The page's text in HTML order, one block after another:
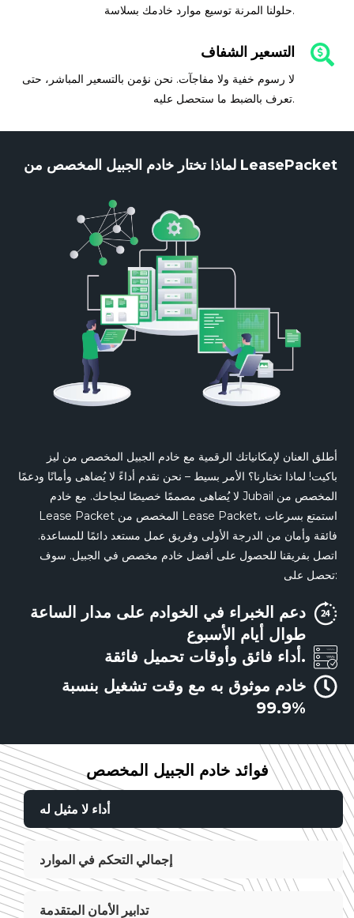
حلولنا المرنة توسيع موارد خادمك بسلاسة.
التسعير الشفاف
لا رسوم خفية ولا مفاجآت. نحن نؤمن بالتسعير المباشر، حتى
تعرف بالضبط ما ستحصل عليه.
لماذا تختار خادم الجبيل المخصص من LeasePacket
أطلق العنان لإمكانياتك الرقمية مع خادم الجبيل المخصص من ليز
باكيت! لماذا تختارنا؟ الأمر بسيط – نحن نقدم أداءً لا يُضاهى وأمانًا ودعمًا
لا يُضاهى مصممًا خصيصًا لنجاحك. مع خادم Jubail المخصص من
Lease Packet المخصص من Lease Packet، استمتع بسرعات
فائقة وأمان من الدرجة الأولى وفريق عمل مستعد دائمًا للمساعدة.
اتصل بفريقنا للحصول على أفضل خادم مخصص في الجبيل. سوف
تحصل على:
دعم الخبراء في الخوادم على مدار الساعة
طوال أيام الأسبوع
أداء فائق وأوقات تحميل فائقة.
خادم موثوق به مع وقت تشغيل بنسبة
99.9%
فوائد خادم الجبيل المخصص
أداء لا مثيل له
إجمالي التحكم في الموارد
تدابير الأمان المتقدمة